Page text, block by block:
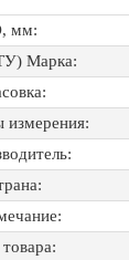
мм:
Марка:
измерения: